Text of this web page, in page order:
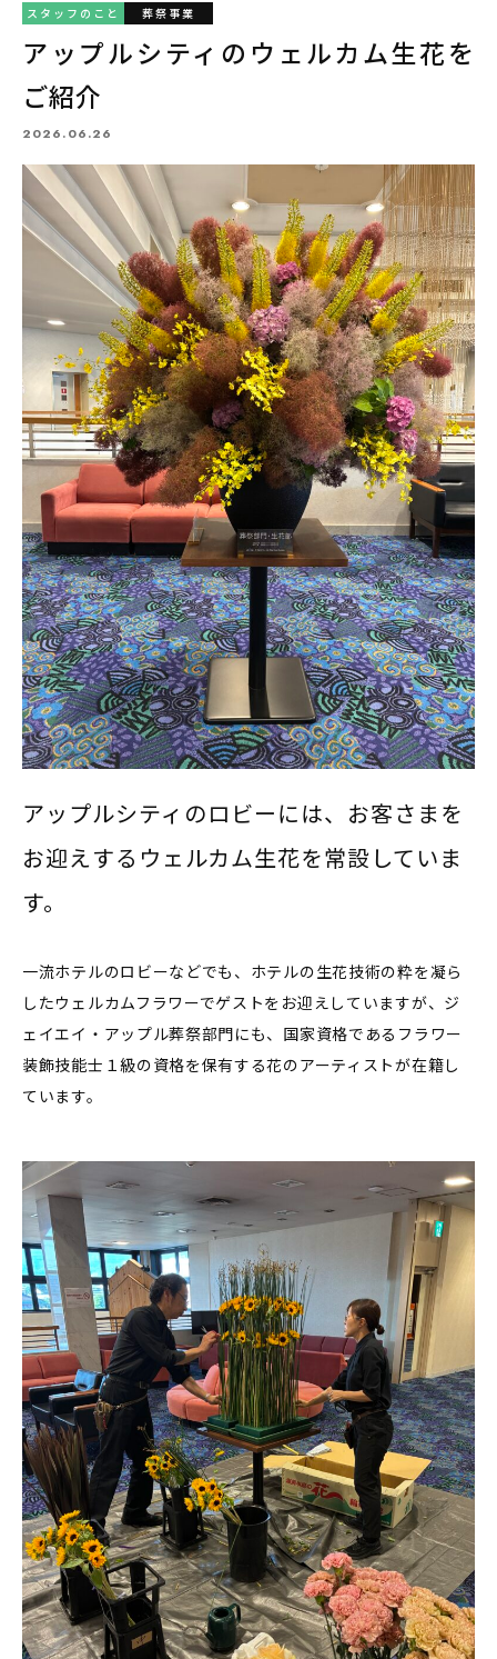
スタッフのこと 葬祭事業
アップルシティのウェルカム生花を
ご紹介
2026.06.26
アップルシティのロビーには、お客さまを
お迎えするウェルカム生花を常設していま
す。
一流ホテルのロビーなどでも、ホテルの生花技術の粋を凝ら
したウェルカムフラワーでゲストをお迎えしていますが、ジ
ェイエイ・アップル葬祭部門にも、国家資格であるフラワー
装飾技能士１級の資格を保有する花のアーティストが在籍し
ています。